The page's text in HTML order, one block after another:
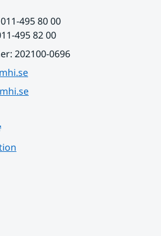
495 80 00
495 82 00
202100-0696